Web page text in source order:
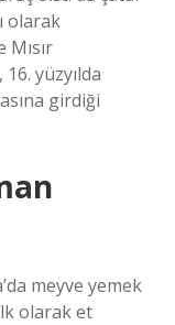
olarak
Mısır
yüzyılda
girdiği
meyve yemek
olarak et